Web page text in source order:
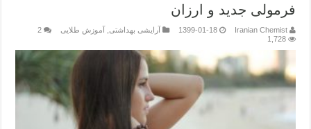
فرمولی جدید و ارزان
Iranian Chemist
1399-01-18 آرایشی بهداشتی آموزش طلایی
2
1,728